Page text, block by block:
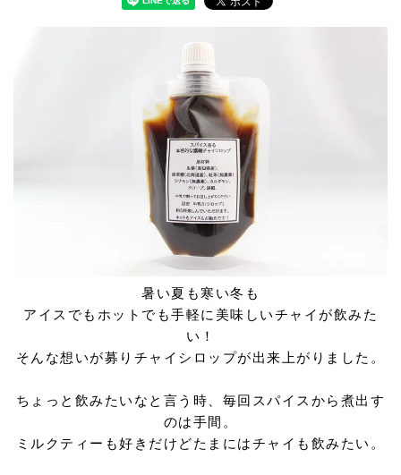
暑い夏も寒い冬も
アイスでもホットでも手軽に美味しいチャイが飲みた
い！
そんな想いが募りチャイシロップが出来上がりました。
ちょっと飲みたいなと言う時、毎回スパイスから煮出す
のは手間。
ミルクティーも好きだけどたまにはチャイも飲みたい。